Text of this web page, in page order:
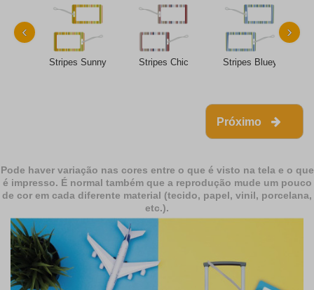
Stripes Sunny Stripes Chic Stripes Bluey
‹ ›
Próximo
Pode haver variação nas cores entre o que é visto na tela e o que
é impresso. É normal também que a reprodução mude um pouco
de cor em cada diferente material (tecido, papel, vinil, porcelana,
etc.).